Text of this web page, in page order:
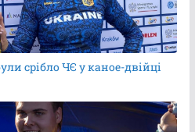
срібло ЧЄ у каное-двійці